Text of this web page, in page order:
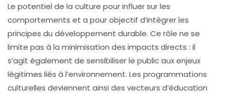
Le potentiel de la culture pour influer sur les
comportements et a pour objectif d’intégrer les
principes du développement durable. Ce rôle ne se
limite pas à la minimisation des impacts directs : il
s’agit également de sensibiliser le public aux enjeux
légitimes liés à l’environnement. Les programmations
culturelles deviennent ainsi des vecteurs d’éducation